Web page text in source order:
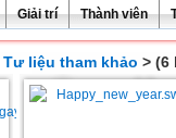
Giải trí Thành viên
Tư liệu tham khảo > (6